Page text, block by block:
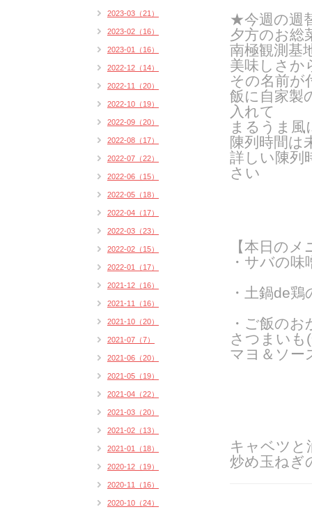
★今週の週
夕方のお総
南極観測基
美味しさか
その名前が
飯に自家製
入れて
まるうま風
陳列時間は
詳しい陳列
さい
【本日のメ
・サバの味
・土鍋de
・ご飯の
さつまいも
マヨ＆ソー
キャベツ と
炒め玉ねぎ
2023-03（21）
2023-02（16）
2023-01（16）
2022-12（14）
2022-11（20）
2022-10（19）
2022-09（20）
2022-08（17）
2022-07（22）
2022-06（15）
2022-05（18）
2022-04（17）
2022-03（23）
2022-02（15）
2022-01（17）
2021-12（16）
2021-11（16）
2021-10（20）
2021-07（7）
2021-06（20）
2021-05（19）
2021-04（22）
2021-03（20）
2021-02（13）
2021-01（18）
2020-12（19）
2020-11（16）
2020-10（24）